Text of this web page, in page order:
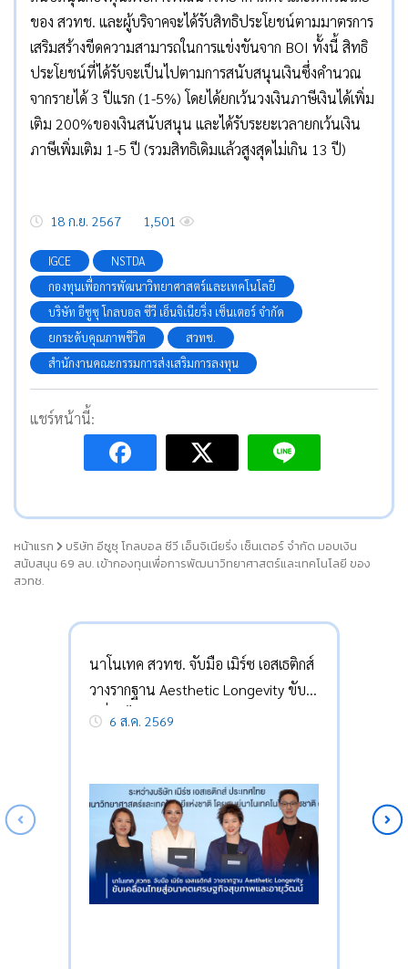
ของ สวทช. และผู้บริจาคจะได้รับสิทธิประโยชน์ตามมาตรการ
เสริมสร้างขีดความสามารถในการแข่งขันจาก BOI ทั้งนี้ สิทธิ
ประโยชน์ที่ได้รับจะเป็นไปตามการสนับสนุนเงินซึ่งคำนวณ
จากรายได้ 3 ปีแรก (1-5%) โดยได้ยกเว้นวงเงินภาษีเงินได้เพิ่ม
เติม 200%ของเงินสนับสนุน และได้รับระยะเวลายกเว้นเงิน
ภาษีเพิ่มเติม 1-5 ปี (รวมสิทธิเดิมแล้วสูงสุดไม่เกิน 13 ปี)
18 ก.ย. 2567 1,501
IGCE
NSTDA
กองทุนเพื่อการพัฒนาวิทยาศาสตร์และเทคโนโลยี
บริษัท อีซูซุ โกลบอล ซีวี เอ็นจิเนียริ่ง เซ็นเตอร์ จำกัด
ยกระดับคุณภาพชีวิต
สวทช.
สำนักงานคณะกรรมการส่งเสริมการลงทุน
แชร์หน้านี้:
หน้าแรก
บริษัท อีซูซุ โกลบอล ซีวี เอ็นจิเนียริ่ง เซ็นเตอร์ จำกัด มอบเงิน
สนับสนุน 69 ลบ. เข้ากองทุนเพื่อการพัฒนาวิทยาศาสตร์และเทคโนโลยี ของ
สวทช.
นาโนเทค สวทช. จับมือ เมิร์ซ เอสเธติกส์
วางรากฐาน Aesthetic Longevity ขับ
เคลื่อนไทยสู่อนาคตเศรษฐกิจสุขภาพ
6 ส.ค. 2569